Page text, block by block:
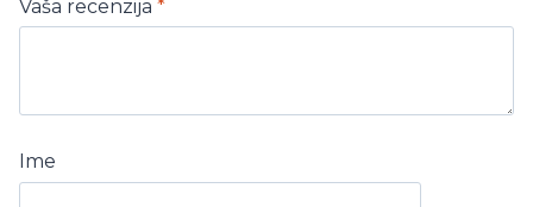
Vaša recenzija *
Ime